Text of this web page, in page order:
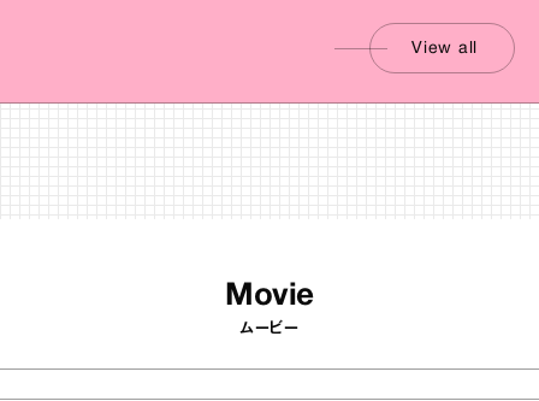
View all
Movie
ムービー